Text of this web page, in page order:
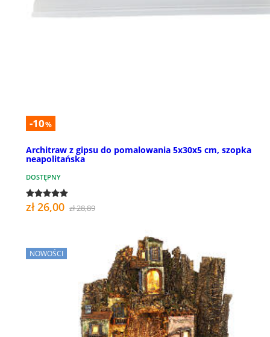
-10%
Architraw z gipsu do pomalowania 5x30x5 cm, szopka
neapolitańska
DOSTĘPNY
zł 26,00 zł 28,89
NOWOŚCI